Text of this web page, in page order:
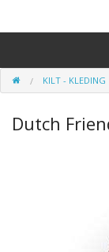
Accessoires
Doedelzakspeler
KILT - KLEDING
Dutch